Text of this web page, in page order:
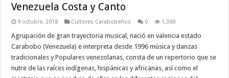
Venezuela Costa y Canto
9 octubre, 2018 Cultores Carabobeños 0 1,300
Agrupación de gran trayectoria musical, nació en valencia estado
Carabobo (Venezuela) e interpreta desde 1996 música y danzas
tradicionales y Populares venezolanas, consta de un repertorio que se
nutre de las raíces indígenas, hispánicas y africanas, así como el